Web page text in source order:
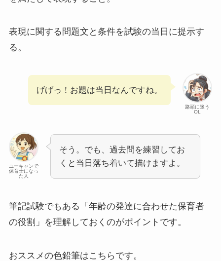
表現に関する問題文と条件を試験の当日に提示す
る。
路頭に迷う
OL
げげっ！お題は当日なんですね。
ユーキャンで
保育士になっ
た人
そう。でも、過去問を練習してお
くと当日落ち着いて描けますよ。
筆記試験でもある「年齢の発達に合わせた保育者
の役割」を理解しておくのがポイントです。
おススメの色鉛筆はこちらです。